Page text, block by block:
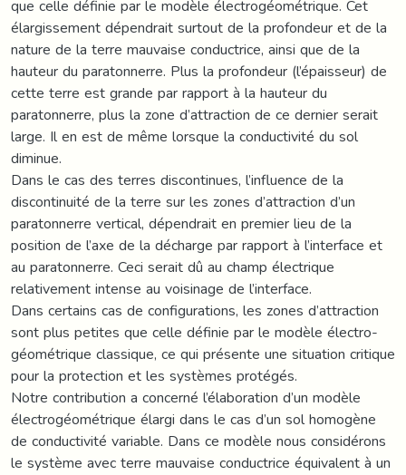
que celle définie par le modèle électrogéométrique. Cet
élargissement dépendrait surtout de la profondeur et de la
nature de la terre mauvaise conductrice, ainsi que de la
hauteur du paratonnerre. Plus la profondeur (l’épaisseur) de
cette terre est grande par rapport à la hauteur du
paratonnerre, plus la zone d’attraction de ce dernier serait
large. Il en est de même lorsque la conductivité du sol
diminue.
Dans le cas des terres discontinues, l’influence de la
discontinuité de la terre sur les zones d’attraction d’un
paratonnerre vertical, dépendrait en premier lieu de la
position de l’axe de la décharge par rapport à l’interface et
au paratonnerre. Ceci serait dû au champ électrique
relativement intense au voisinage de l’interface.
Dans certains cas de configurations, les zones d’attraction
sont plus petites que celle définie par le modèle électro-
géométrique classique, ce qui présente une situation critique
pour la protection et les systèmes protégés.
Notre contribution a concerné l’élaboration d’un modèle
électrogéométrique élargi dans le cas d’un sol homogène
de conductivité variable. Dans ce modèle nous considérons
le système avec terre mauvaise conductrice équivalent à un